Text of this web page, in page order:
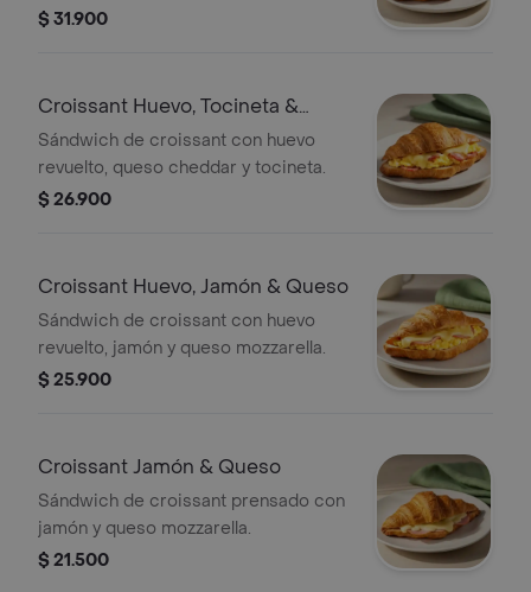
lechuga.
$ 31.900
Croissant Huevo, Tocineta &
Queso
Sándwich de croissant con huevo
revuelto, queso cheddar y tocineta.
$ 26.900
Croissant Huevo, Jamón & Queso
Sándwich de croissant con huevo
revuelto, jamón y queso mozzarella.
$ 25.900
Croissant Jamón & Queso
Sándwich de croissant prensado con
jamón y queso mozzarella.
$ 21.500